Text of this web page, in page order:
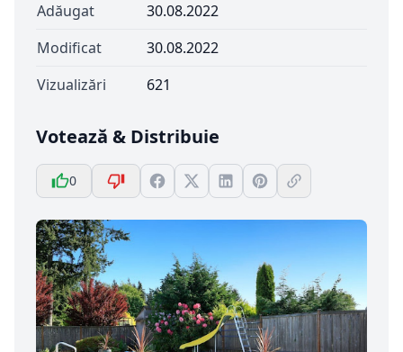
Adăugat
30.08.2022
Modificat
30.08.2022
Vizualizări
621
Votează & Distribuie
0